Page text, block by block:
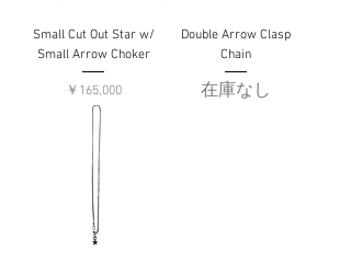
Small Cut Out Star w/
Small Arrow Choker
価格
￥165,000
Double Arrow Clasp
Chain
在庫なし